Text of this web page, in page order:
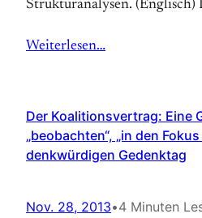
Strukturanalysen. (Englisch)
Weiterlesen…
Der Koalitionsvertrag: Eine
„beobachten“, „in den
denkwürdigen Gedenktag
Nov. 28, 2013•4 Minuten